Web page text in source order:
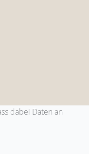
dabei Daten an